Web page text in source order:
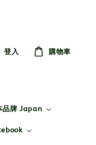
品牌 Japan
登入 購物車